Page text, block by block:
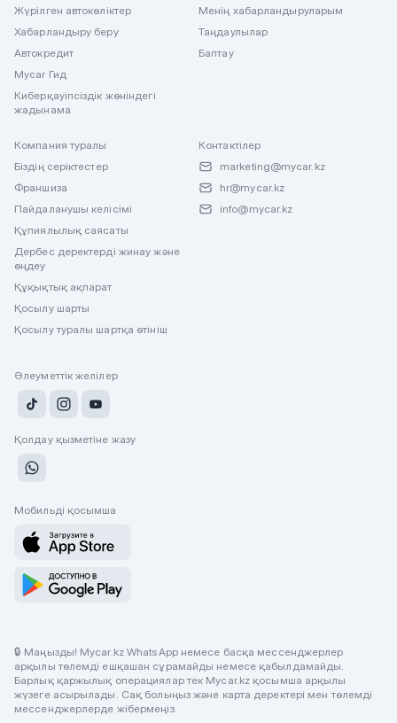
Жүрілген автокөліктер
Хабарландыру беру
Автокредит
Mycar Гид
Киберқауіпсіздік жөніндегі
жадынама
Менің хабарландыруларым
Таңдаулылар
Баптау
Компания туралы
Біздің серіктестер
Франшиза
Пайдаланушы келісімі
Құпиялылық саясаты
Дербес деректерді жинау және
өңдеу
Құқықтық ақпарат
Қосылу шарты
Қосылу туралы шартқа өтініш
Контактілер
marketing@mycar.kz
hr@mycar.kz
info@mycar.kz
Әлеуметтік желілер
Қолдау қызметіне жазу
Мобильді қосымша
🔒 Маңызды! Mycar.kz WhatsApp немесе басқа мессенджерлер
арқылы төлемді ешқашан сұрамайды немесе қабылдамайды.
Барлық қаржылық операциялар тек Mycar.kz қосымша арқылы
жүзеге асырылады. Сақ болыңыз және карта деректері мен төлемді
мессенджерлерде жібермеңіз.